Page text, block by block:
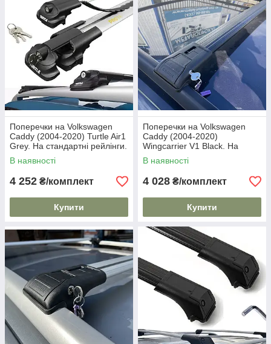
Поперечки на Volkswagen
Caddy (2004-2020) Turtle Air1
Grey. На стандартні рейлінги.
Замок на ключах. Сірі
В наявності
4 252 ₴/комплект
Купити
Поперечки на Volkswagen
Caddy (2004-2020)
Wingcarrier V1 Black. На
стандартні рейлінги. Замок
на ключах. Чорні
В наявності
4 028 ₴/комплект
Купити